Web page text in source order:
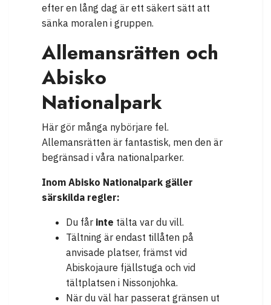
efter en lång dag är ett säkert sätt att
sänka moralen i gruppen.
Allemansrätten och
Abisko
Nationalpark
Här gör många nybörjare fel.
Allemansrätten är fantastisk, men den är
begränsad i våra nationalparker.
Inom Abisko Nationalpark gäller
särskilda regler:
Du får inte tälta var du vill.
Tältning är endast tillåten på
anvisade platser, främst vid
Abiskojaure fjällstuga och vid
tältplatsen i Nissonjohka.
När du väl har passerat gränsen ut